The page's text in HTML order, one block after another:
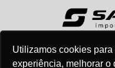
Utilizamos cookies
experiência, melhorar o
Santana - Importação e
Atendimento por